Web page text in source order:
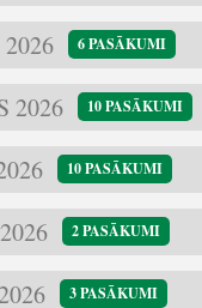
6 PASĀKUMI
2026 10 PASĀKUMI
10 PASĀKUMI
2 PASĀKUMI
3 PASĀKUMI